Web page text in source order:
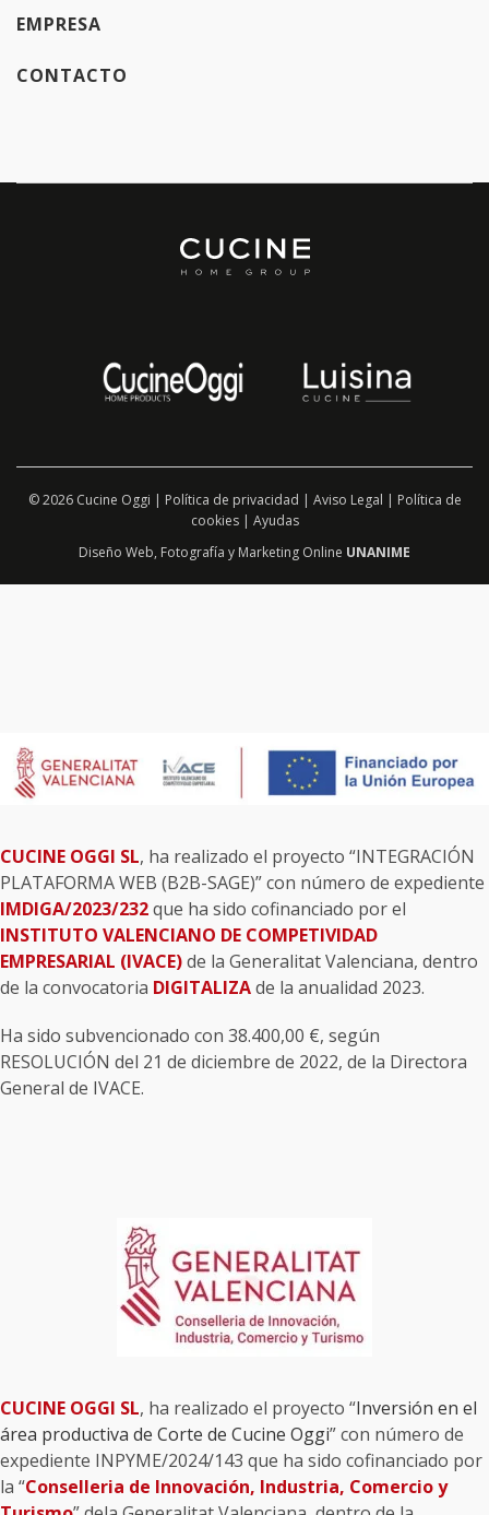
EMPRESA
CONTACTO
© 2026 Cucine Oggi | Política de privacidad | Aviso Legal | Política de
cookies| Ayudas
Diseño Web, Fotografía y Marketing Online UNANIME
CUCINE OGGI SL, ha realizado el proyecto “INTEGRACIÓN
PLATAFORMA WEB (B2B-SAGE)” con número de expediente
IMDIGA/2023/232que ha sido cofinanciado por el
INSTITUTO VALENCIANO DE COMPETIVIDAD
EMPRESARIAL (IVACE)de la Generalitat Valenciana, dentro
de la convocatoria DIGITALIZAde la anualidad 2023.
Ha sido subvencionado con 38.400,00 €, según
RESOLUCIÓN del 21 de diciembre de 2022, de la Directora
General de IVACE.
CUCINE OGGI SL, ha realizado el proyecto “Inversión en el
área productiva de Corte de Cucine Oggi” con número de
expediente INPYME/2024/143 que ha sido cofinanciado por
la “Conselleria de Innovación, Industria, Comercio y